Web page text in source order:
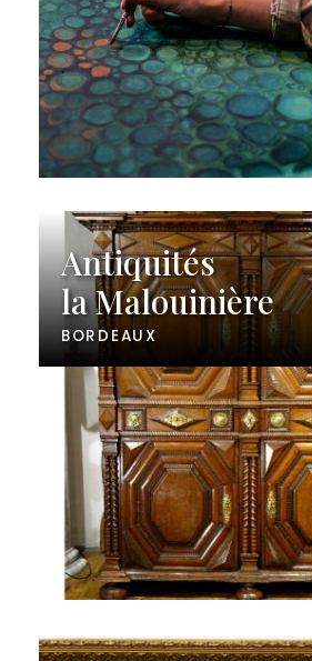
Antiquités
la Malouinière
BORDEAUX